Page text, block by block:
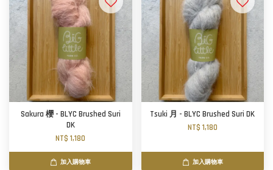
Sakura 櫻 - BLYC Brushed Suri
DK
NT$ 1,180
加入購物車
Tsuki 月 - BLYC Brushed Suri DK
NT$ 1,180
加入購物車